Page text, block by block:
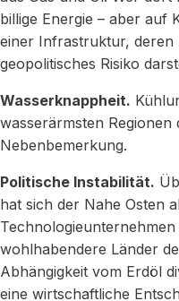
billige Energie – aber auf
einer Infrastruktur, deren
geopolitisches Risiko
Wasserknappheit.
wasserärmsten Regionen
Nebenbemerkung.
Politische Instabilität.
hat sich der Nahe Osten
wohlhabendere Länder
Abhängigkeit vom Erdöl
eine wirtschaftliche